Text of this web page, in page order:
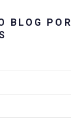
BLOG POR